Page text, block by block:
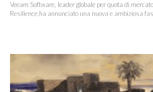
Veeam Software, leader globale per quota di
Resilience,ha annunciato una nuova e ambiziosa